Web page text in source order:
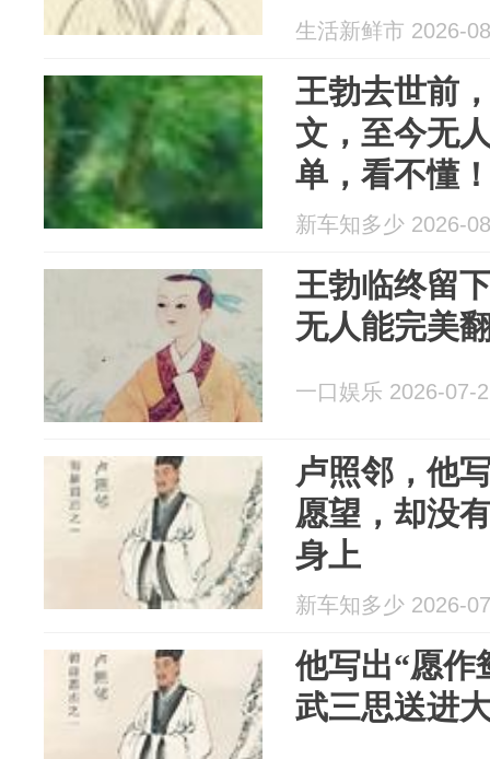
生活新鲜市 2026-
王勃去世前
文，至今无
单，看不懂
新车知多少 2026-
王勃临终留
无人能完美
一口娱乐 2026-07-
卢照邻，他
愿望，却没
身上
新车知多少 2026-
他写出“愿作
武三思送进